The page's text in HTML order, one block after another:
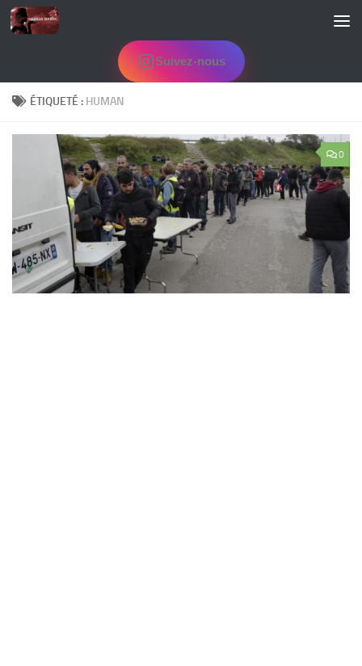
Skip to content
Suivez-nous
ÉTIQUETÉ : HUMAN
0